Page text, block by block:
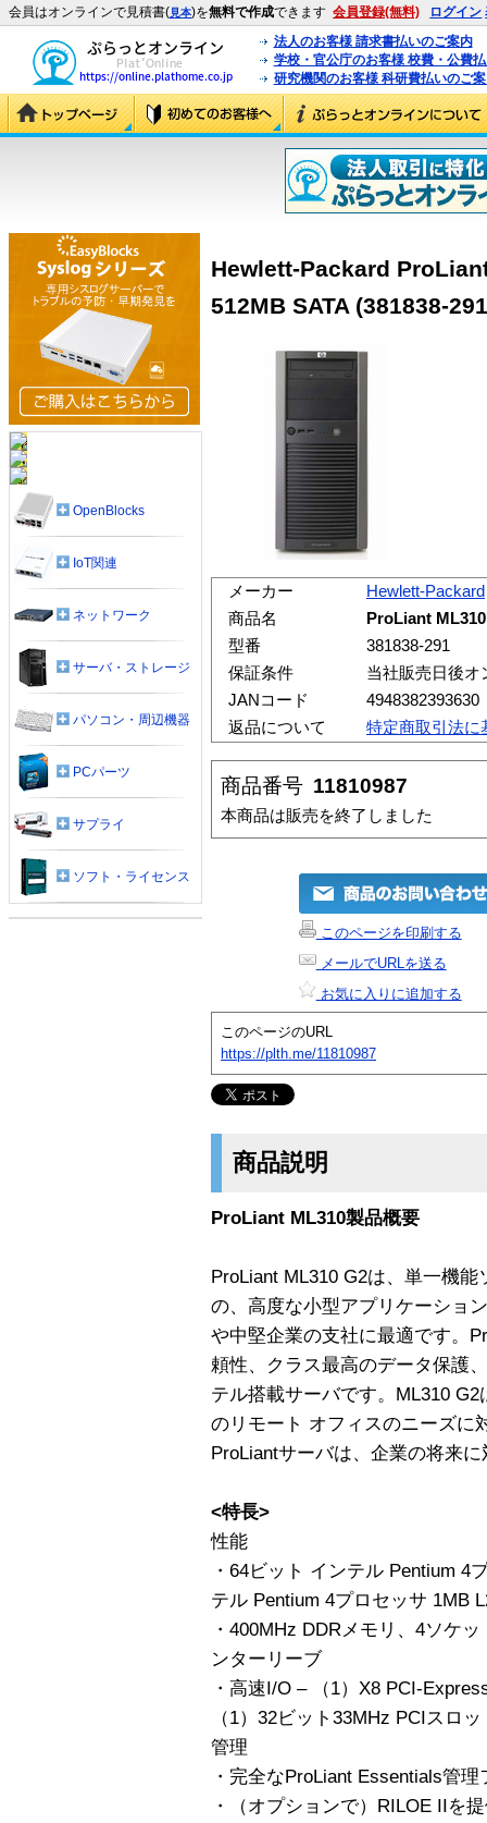
会員はオンラインで見積書(見本)を無料で作成できます 会員登録(無料) ログイン
法人のお客様 請求書払いのご案内
学校・官公庁のお客様 校費・公費
研究機関のお客様 科研費払いのご
Hewlett-Packard
512MB SATA (381838-
メーカー
Hewlett-Packard
商品名
ProLiant
型番
381838-291
保証条件
当社販売日後オ
JANコード
4948382393630
返品について
特定商取引法に
商品番号 11810987
本商品は販売を終了しました
このページを印刷する
メールでURLを送る
お気に入りに追加する
このページのURL
https://plth.me/11810987
商品説明
ProLiant ML310製品概要
ProLiant ML310 G2は、単一機
の、高度な小型アプリケーショ
や中堅企業の支社に最適です。
頼性、クラス最高のデータ保護
テル搭載サーバです。ML310
のリモート オフィスのニーズに
ProLiantサーバは、企業の将来
<特長>
性能
・64ビット インテル Pentium 4
テル Pentium 4プロセッサ 1MB
・400MHz DDRメモリ、4ソケ
ンターリーブ
・高速I/O – （1）X8 PCI-
（1）32ビット33MHz PCIスロッ
管理
・完全なProLiant Essentials管
・（オプションで）RILOE IIを
OpenBlocks
IoT関連
ネットワーク
サーバ・ストレージ
パソコン・周辺機器
PCパーツ
サプライ
ソフト・ライセンス